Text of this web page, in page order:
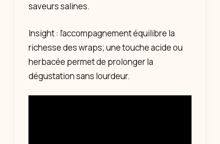
saveurs salines.
Insight : l’accompagnement équilibre la
richesse des wraps; une touche acide ou
herbacée permet de prolonger la
dégustation sans lourdeur.